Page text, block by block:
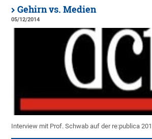
Gehirn vs. Medien
05/12/2014
Interview mit Prof. Schwab auf der re:publica